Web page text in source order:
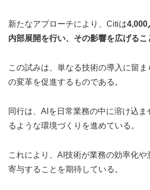
新たなアプローチにより、Citiは4,000
内部展開を行い、その影響を広げるこ
この試みは、単なる技術の導入に留
の変革を促進するものである。
同行は、AIを日常業務の中に溶け込ま
るような環境づくりを進めている。
これにより、AI技術が業務の効率化や
寄与することを期待している。